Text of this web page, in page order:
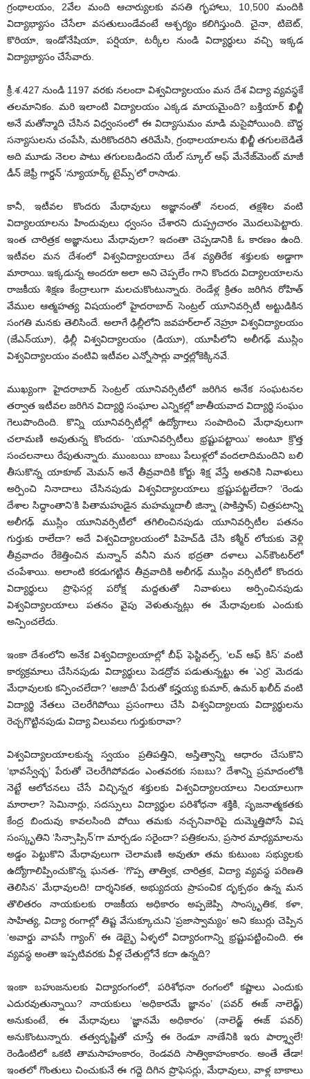
గ్రంథాలయం, 2వేల మంది ఆచార్యులకు వసతి గృహాలు, 10,500 మందికి
విద్యాభ్యాసం చేసేలా వసతులుండేవంటే ఆశ్చర్యం కలిగిస్తుంది. చైనా, టిబెట్,
కొరియా, ఇండోనేషియా, పర్షియా, టర్కీల నుండి విద్యార్థులు వచ్చి ఇక్కడ
విద్యాభ్యాసం చేసేవారు.
క్రీ.శ.427 నుండి 1197 వరకు నలందా విశ్వవిద్యాలయం మన దేశ విద్యా వ్యవస్థకే
తలమానికం. మరి ఇలాంటి విద్యాలయం ఎక్కడ మాయమైంది? బక్తియార్ ఖిల్జీ
అనే మతోన్మాది చేసిన విధ్వంసంలో ఈ విద్యాసుమం మాడి మసైపోయింది. బౌద్ధ
సన్యాసులను చంపేసి, మరికొందరిని తరిమేసి, గ్రంథాలయాలను ఖిల్జీ తగులబెడితే
అది మూడు నెలల పాటు తగులబడిందని యేల్ స్కూల్ ఆఫ్ మేనేజ్‌మెంట్ మాజీ
డీన్ జెఫ్రీ గార్డన్ ‘న్యూయార్క్ టైమ్స్’లో రాసాడు.
కానీ, ఇటీవల కొందరు మేధావులు అజ్ఞానంతో నలంద, తక్షశిల వంటి
విద్యాలయాలను హిందువులు ధ్వంసం చేశారని దుప్ప్రచారం మొదలుపెట్టారు.
ఇంత చారిత్రక అజ్ఞానులు మేధావులా? ఇదంతా చెప్పడానికి ఓ కారణం ఉంది.
ఇటీవల మన దేశంలో విశ్వవిద్యాలయాలు దేశ వ్యతిరేక శక్తులకు అడ్డాగా
మారాయి. ఇక్కడున్న అందరూ అలా అని చెప్పలేం గాని కొందరు విద్యాలయాలను
రాజకీయ శిక్షణ కేంద్రాలుగా మలచుకొంటున్నారు. రెండేళ్ల క్రితం జరిగిన రోహిత్
వేముల ఆత్మహత్య విషయంలో హైదరాబాద్ సెంట్రల్ యూనివర్సిటీ అట్టుడికిన
సంగతి మనకు తెలిసిందే. అలాగే ఢిల్లీలోని జవహర్‌లాల్ నెహ్రూ విశ్వవిద్యాలయం
(జేఎన్‌యూ), ఢిల్లీ విశ్వవిద్యాలయం (డియూ), యూపీలోని అలీగఢ్ ముస్లిం
విశ్వవిద్యాలయం వంటివి ఇటీవల ఎన్నోసార్లు వార్తల్లోకెక్కినవే.
ముఖ్యంగా హైదరాబాద్ సెంట్రల్ యూనివర్సిటీలో జరిగిన అనేక సంఘటనల
తర్వాత ఇటీవల జరిగిన విద్యార్థి సంఘాల ఎన్నికల్లో జాతీయవాద విద్యార్థి సంఘం
గెలుపొందింది. కొన్ని యూనివర్సిటీల్లో ఉద్యోగాలు సంపాదించి మేధావులుగా
చలామణి అవుతున్న కొందరు- ‘యూనివర్సిటీలు భ్రష్టుపట్టాయి’ అంటూ క్రొత్త
సంచలనాలు రేపుతున్నారు. ముంబయి బాంబు పేలుళ్లలో వందలాదిమందిని బలి
తీసుకొన్న యాకూబ్ మెమన్ అనే తీవ్రవాదికి కోర్టు శిక్ష వేస్తే అతనికి నివాళులు
అర్పించి నినాదాలు చేసినపుడు విశ్వవిద్యాలయాలు భ్రష్టుపట్టలేదా? ‘రెండు
దేశాల సిద్ధాంతాని’కి పితామహుడైన మహమ్మదాలీ జిన్నా (పాకిస్తాన్) చిత్రపటాన్ని
అలీగఢ్ ముస్లిం యూనివర్సిటీలో తగిలించినపుడు యూనివర్సిటీల పతనం
గుర్తుకు రాలేదా? అదే విశ్వవిద్యాలయంలో పిహెచ్‌డి చేసి కశ్మీర్ లోయకు వెళ్లి
తీవ్రవాదం రేకెత్తించిన మన్నాన్ వనీని మన భద్రతా దళాలు ఎన్‌కౌంటర్‌లో
చంపేశాయి. అలాంటి కరడుగట్టిన తీవ్రవాదికి అలీగఢ్ ముస్లిం వర్సిటీలో కొందరు
విద్యార్థులు ప్రొఫెసర్ల పరోక్ష మద్దతుతో నివాళులు అర్పించినపుడు
విశ్వవిద్యాలయాలు పతనం వైపు వెళుతున్నట్లు ఈ మేధావులకు ఎందుకు
అన్పించలేదు.
ఇంకా దేశంలోని అనేక విశ్వవిద్యాలయాల్లో బీఫ్ ఫెస్టివల్స్, ‘లవ్ ఆఫ్ కిస్’ వంటి
కార్యక్రమాలు చేసినపుడు విద్యార్థులు పెడద్రోవ పడుతున్నట్టు ఈ ‘ఎర్ర’ మెదడు
మేధావులకు కన్పించలేదా? ‘ఆజాదీ’ పేరుతో కన్హయ్య కుమార్, ఉమర్ ఖలీద్ వంటి
విద్యార్థి నేతలు చెలరేగిపోయి ప్రసంగాలు చేసి విశ్వవిద్యాలయ విద్యార్థులను
రెచ్చగొట్టినపుడు విద్యా విలువలు గుర్తుకురావా?
విశ్వవిద్యాలయాలకున్న స్వయం ప్రతిపత్తిని, అస్తిత్వాన్ని ఆధారం చేసుకొని
‘భావస్వేచ్ఛ’ పేరుతో చెలరేగిపోవడం ఎంతవరకు సబబు? దేశాన్ని ప్రమాదంలోకి
నెట్టే ఆలోచనలు చేసే విచ్ఛిన్నర శక్తులకు విశ్వవిద్యాలయాలు నిలయాలుగా
మారాలా? సెమినార్లు, సదస్సులు విద్యార్థుల పరిశోధనా శక్తికి, సృజనాత్మకతకు
కేంద్ర బిందువు కావలసింది పోయి తమకు నచ్చనివారిపై దుమ్మెత్తిపోసే విష
సంస్కృతిని ‘సిన్సాప్సిన్’గా మార్చడం సరైందా? పత్రికలను, ప్రసార మాధ్యమాలను
అడ్డం పెట్టుకొని మేధావులుగా చెలామణి అవుతూ తమ కుటుంబ సభ్యులకు
ఉద్యోగాలిప్పించుకొన్న ఘనత- ‘గొప్ప తాత్విక, చారిత్రక, విద్యా వ్యవస్థ పరిణతి
తెలిసిన’ మేధావులది! దార్శనికత, అభ్యుదయ ప్రాపంచిక దృక్పథం ఉన్న మన
తొలితరం నాయకులకు రాజకీయ అధికారం అప్పజెప్పి సాంస్కృతిక, కళా,
సాహిత్య, విద్యా రంగాల్లో తిష్ట వేసుక్కూచుని ‘ప్రజాస్వామ్యం’ అని కబుర్లు చెప్పిన
‘అవార్డు వాపసీ గ్యాంగ్’ ఈ డెబ్భై ఏళ్ళలో విద్యారంగాన్ని భ్రష్టుపట్టించింది. ఈ
వ్యవస్థ అంతా ఇప్పటివరకు వీళ్ల చేతుల్లోనే కదా ఉన్నది?
ఇంకా బహుజనులకు విద్యారంగంలో, పరిశోధనా రంగంలో కష్టాలు ఎందుకు
ఎదురవుతున్నాయి? నాయకులు ‘అధికారమే జ్ఞానం’ (పవర్ ఈజ్ నాలెడ్జ్)
అనుకుంటే, ఈ మేధావులు ‘జ్ఞానమే అధికారం’ (నాలెడ్జ్ ఈజ్ పవర్)
అనుకొంటున్నారు. తత్వదృష్టితో చూస్తే ఈ రెండూ నాణేనికి ఇరు పార్శ్వాలే!
రెండింటిలో ఒకటి తామసాహంకారం, రెండవది సాత్వికాహంకారం. అంతే తేడా!
ఇంతలో గొంతులు చించుకునే ఈ గద్దె దిగిన ప్రొఫెసర్లు, మేధావులు, వాళ్ల బాకాలు